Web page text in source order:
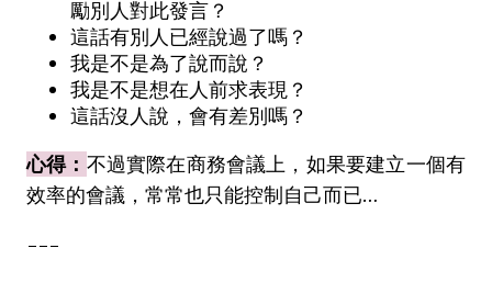
勵別人對此發言？
這話有別人已經說過了嗎？
我是不是為了說而說？
我是不是想在人前求表現？
這話沒人說，會有差別嗎？
心得： 不過實際在商務會議上，如果要建立一個有
效率的會議，常常也只能控制自己而已…
---